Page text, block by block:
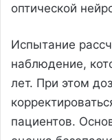
оптической
Испытание
наблюдение,
лет. При этом
пациентов.